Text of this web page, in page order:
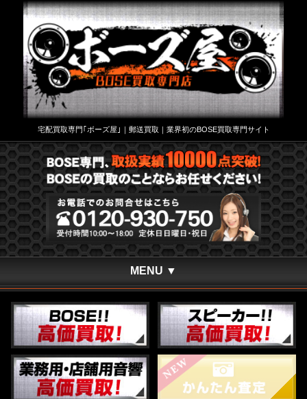
宅配買取専門｢ボーズ屋｣｜郵送買取｜業界初のBOSE買取専門サイト
MENU ▼